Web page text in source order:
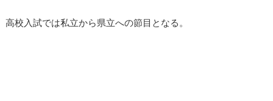
高校入試では私立から県立への節目となる。